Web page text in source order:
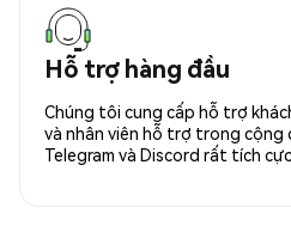
Hỗ trợ hàng đầu
Chúng tôi cung cấp hỗ trợ
và nhân viên hỗ trợ trong
Telegram và Discord rất tích